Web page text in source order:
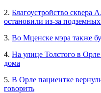
2. Благоустройство сквера
остановили из-за
3. Во Мценске мэра также
4. На улице Толстого в
дома
5. В Орле пациентке
говорить